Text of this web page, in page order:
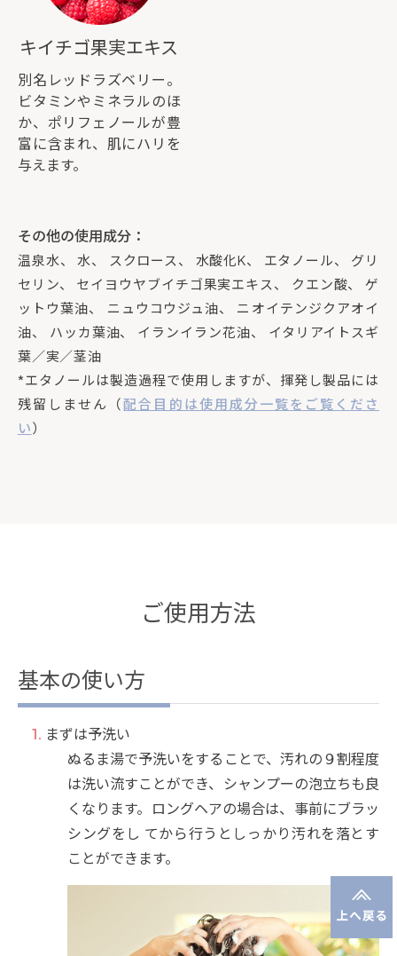
キイチゴ果実エキス
別名レッドラズベリー。
ビタミンやミネラルのほ
か、ポリフェノールが豊
富に含まれ、肌にハリを
与えます。
その他の使用成分：
温泉水、 水、 スクロース、 水酸化K、 エタノール、 グリ
セリン、 セイヨウヤブイチゴ果実エキス、 クエン酸、 ゲ
ットウ葉油、 ニュウコウジュ油、 ニオイテンジクアオイ
油、 ハッカ葉油、 イランイラン花油、 イタリアイトスギ
葉／実／茎油
*エタノールは製造過程で使用しますが、揮発し製品には
残留しません（配合目的は使用成分一覧をご覧くださ
い）
ご使用方法
基本の使い方
まずは予洗い
ぬるま湯で予洗いをすることで、汚れの９割程度
は洗い流すことができ、シャンプーの泡立ちも良
くなります。ロングヘアの場合は、事前にブラッ
シングをし てから行うとしっかり汚れを落とす
ことができます。